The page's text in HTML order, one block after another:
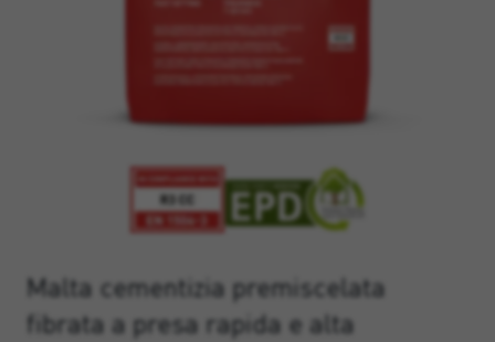
Malta cementizia premiscelata
fibrata a presa rapida e alta